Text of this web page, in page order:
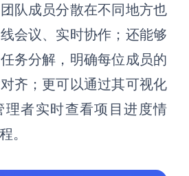
队成员分散在不同地方也
会议、实时协作；还能够
务分解，明确每位成员的
齐 ；更可以通过其可视化
理者实时查看项目进度情
。